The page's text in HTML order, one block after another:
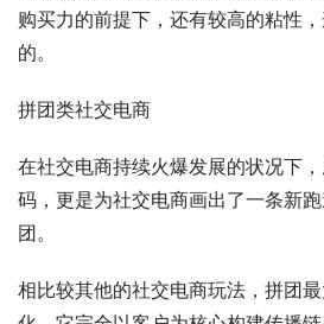
购买力的前提下，还有较高的粘性
的。
拼团类社交电商
在社交电商持续火爆发展的状况下
码，更是为社交电商画出了一条新
团。
相比较其他的社交电商玩法，拼团